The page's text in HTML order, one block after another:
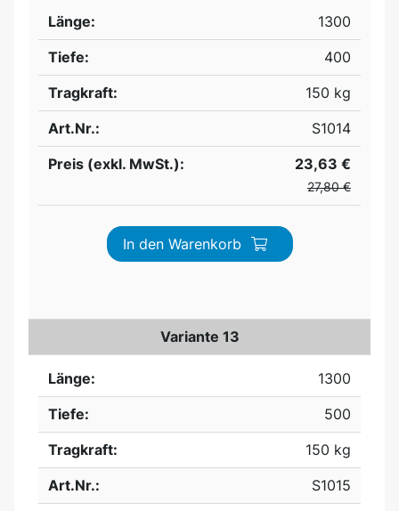
Länge:
1300
Tiefe:
400
Tragkraft:
150 kg
Art.Nr.:
S1014
Preis (exkl. MwSt.):
23,63 €
27,80 €
In den Warenkorb
Variante 13
Länge:
1300
Tiefe:
500
Tragkraft:
150 kg
Art.Nr.:
S1015